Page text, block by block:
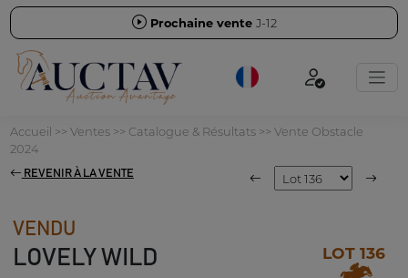
Prochaine vente J-12
Accueil >> Ventes>> Catalogue & Résultats>> Vente Obstacle
2024
REVENIR À LA VENTE
VENDU
LOVELY WILD LOT 136